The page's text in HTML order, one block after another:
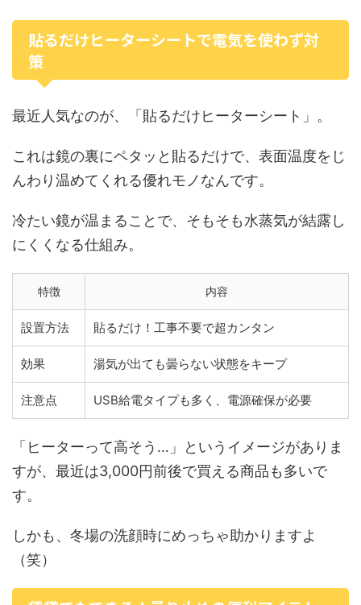
貼るだけヒーターシートで電気を使わず対
策
最近人気なのが、「貼るだけヒーターシート」。
これは鏡の裏にペタッと貼るだけで、表面温度をじ
んわり温めてくれる優れモノなんです。
冷たい鏡が温まることで、そもそも水蒸気が結露し
にくくなる仕組み。
特徴 内容
設置方法 貼るだけ！工事不要で超カンタン
効果 湯気が出ても曇らない状態をキープ
注意点 USB給電タイプも多く、電源確保が必要
「ヒーターって高そう…」というイメージがありま
すが、最近は3,000円前後で買える商品も多いで
す。
しかも、冬場の洗顔時にめっちゃ助かりますよ
（笑）